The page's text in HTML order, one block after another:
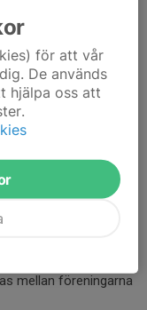
mellan föreningarna
för att vår
De används
hjälpa oss att